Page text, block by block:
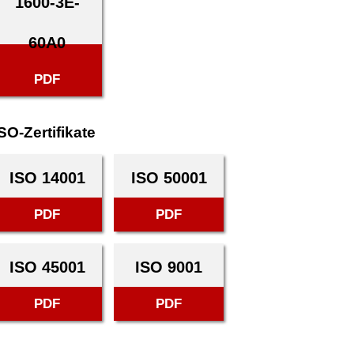
60A0
PDF
Zertifikate
ISO 14001
PDF
ISO 50001
PDF
ISO 45001
PDF
ISO 9001
PDF